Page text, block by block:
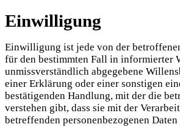
Einwilligung
Einwilligung ist jede von der
für den bestimmten Fall in informierter
unmissverständlich abgegebene
einer Erklärung oder einer sonstigen
bestätigenden Handlung, mit der die
verstehen gibt, dass sie mit der
betreffenden personenbezogenen